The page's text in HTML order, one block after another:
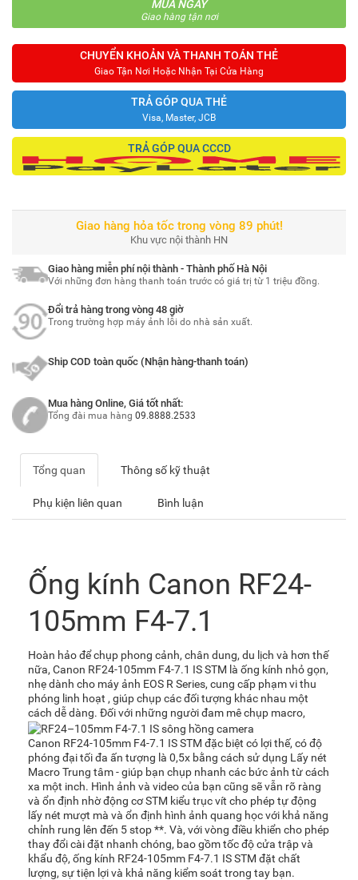
MUA NGAY
Giao hàng tận nơi
CHUYỂN KHOẢN VÀ THANH TOÁN THẺ
Giao Tận Nơi Hoặc Nhận Tại Cửa Hàng
TRẢ GÓP QUA THẺ
Visa, Master, JCB
TRẢ GÓP QUA CCCD
Giao hàng hỏa tốc trong vòng 89 phút!
Khu vực nội thành HN
Giao hàng miễn phí nội thành - Thành phố Hà Nội
Với những đơn hàng thanh toán trước có giá trị từ 1 triệu đồng.
Đổi trả hàng trong vòng 48 giờ
Trong trường hợp máy ảnh lỗi do nhà sản xuất.
Ship COD toàn quốc (Nhận hàng-thanh toán)
Mua hàng Online, Giá tốt nhất:
Tổng đài mua hàng 09.8888.2533
Tổng quan Thông số kỹ thuật
Phụ kiện liên quan Bình luận
Ống kính Canon RF24-
105mm F4-7.1
Hoàn hảo để chụp phong cảnh, chân dung, du lịch và hơn thế
nữa, Canon RF24-105mm F4-7.1 IS STM là ống kính nhỏ gọn,
nhẹ dành cho máy ảnh EOS R Series, cung cấp phạm vi thu
phóng linh hoạt , giúp chụp các đối tượng khác nhau một
cách dễ dàng. Đối với những người đam mê chụp macro,
Canon RF24-105mm F4-7.1 IS STM đặc biệt có lợi thế, có độ
phóng đại tối đa ấn tượng là 0,5x bằng cách sử dụng Lấy nét
Macro Trung tâm - giúp bạn chụp nhanh các bức ảnh từ cách
xa một inch. Hình ảnh và video của bạn cũng sẽ vẫn rõ ràng
và ổn định nhờ động cơ STM kiểu trục vít cho phép tự động
lấy nét mượt mà và ổn định hình ảnh quang học với khả năng
chỉnh rung lên đến 5 stop **. Và, với vòng điều khiển cho phép
thay đổi cài đặt nhanh chóng, bao gồm tốc độ cửa trập và
khẩu độ, ống kính RF24-105mm F4-7.1 IS STM đặt chất
lượng, sự tiện lợi và khả năng kiểm soát trong tay bạn.